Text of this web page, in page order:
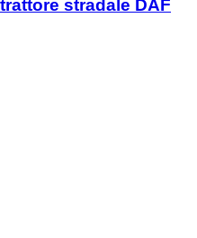
stradale DAF